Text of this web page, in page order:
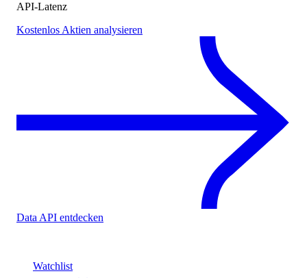
API-Latenz
Kostenlos Aktien analysieren
Data API entdecken
Watchlist